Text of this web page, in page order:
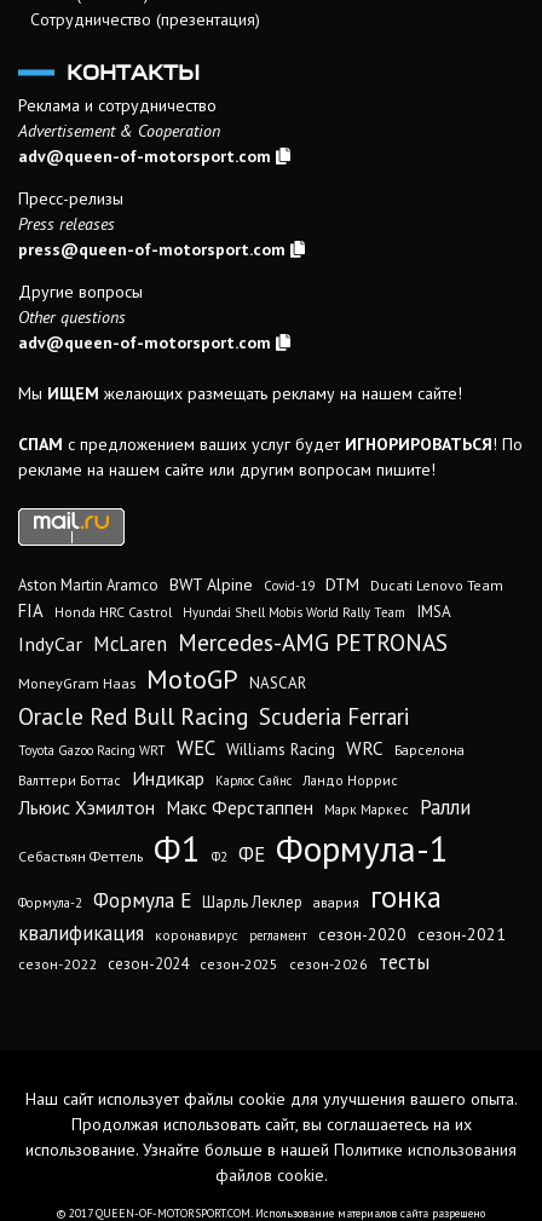
Сотрудничество (презентация)
КОНТАКТЫ
Реклама и сотрудничество
Advertisement & Cooperation
adv@queen-of-motorsport.com
Пресс-релизы
Press releases
press@queen-of-motorsport.com
Другие вопросы
Other questions
adv@queen-of-motorsport.com
Мы ИЩЕМ желающих размещать рекламу на нашем сайте!
СПАМ с предложением ваших услуг будет ИГНОРИРОВАТЬСЯ! По
рекламе на нашем сайте или другим вопросам пишите!
Aston Martin Aramco BWT Alpine Covid-19 DTM Ducati Lenovo Team
FIA Honda HRC Castrol Hyundai Shell Mobis World Rally Team IMSA
IndyCar McLaren Mercedes-AMG PETRONAS
MoneyGram Haas MotoGP NASCAR
Oracle Red Bull Racing Scuderia Ferrari
Toyota Gazoo Racing WRT WEC Williams Racing WRC
Барселона
Валттери Боттас
Индикар Карлос Сайнс Ландо Норрис
Льюис Хэмилтон Макс Ферстаппен Марк Маркес Ралли
Себастьян Феттель Ф1 Ф2 ФЕ Формула-1
Формула-2 Формула Е Шарль Леклер авария гонка
квалификация коронавирус регламент сезон-2020 сезон-2021
сезон-2022 сезон-2024 сезон-2025 сезон-2026 тесты
Наш сайт использует файлы cookie для улучшения вашего опыта.
Продолжая использовать сайт, вы соглашаетесь на их
использование. Узнайте больше в нашей Политике использования
файлов cookie.
© 2017 QUEEN-OF-MOTORSPORT.COM. Использование материалов сайта разрешено